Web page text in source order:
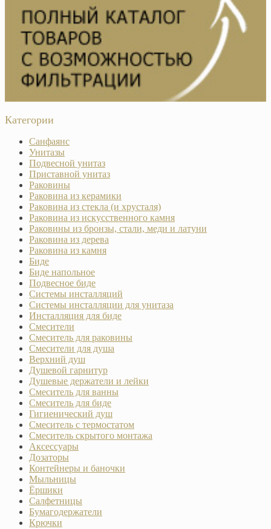
Категории
Санфаянс
Унитазы
Подвесной унитаз
Приставной унитаз
Раковины
Раковина из керамики
Раковина из стекла (и хрусталя)
Раковина из искусственного камня
Раковины из бронзы, стали, меди и латуни
Раковина из дерева
Раковина из камня
Биде
Биде напольное
Подвесное биде
Системы инсталляций
Системы инсталляции для унитаза
Инсталляция для биде
Смесители
Смеситель для раковины
Смесители для душа
Верхний душ
Душевой гарнитур
Душевые держатели и лейки
Смеситель для ванны
Смеситель для биде
Гигиенический душ
Смеситель с термостатом
Смеситель скрытого монтажа
Аксессуары
Дозаторы
Контейнеры и баночки
Мыльницы
Ёршики
Салфетницы
Бумагодержатели
Крючки